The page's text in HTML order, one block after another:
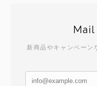
新商品やキャンペーン